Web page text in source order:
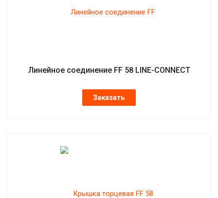
Линейное соединение FF 58 LINE-CONNECT
Заказать